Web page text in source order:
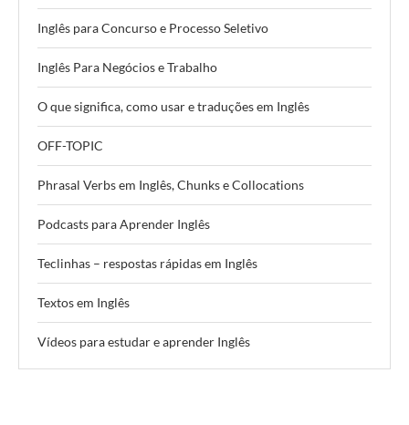
Inglês para Concurso e Processo Seletivo
Inglês Para Negócios e Trabalho
O que significa, como usar e traduções em Inglês
OFF-TOPIC
Phrasal Verbs em Inglês, Chunks e Collocations
Podcasts para Aprender Inglês
Teclinhas – respostas rápidas em Inglês
Textos em Inglês
Vídeos para estudar e aprender Inglês